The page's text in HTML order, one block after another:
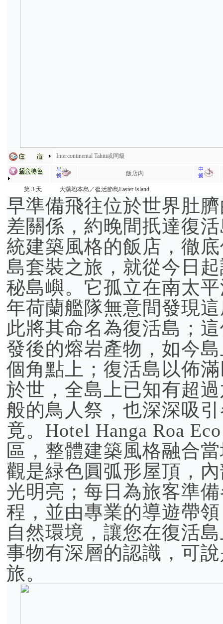
Intercontinental Tahiti或同級
飯店內
第 3 天 大溪地本島／復活節島Easter Island
早準備飛往位於世界肚
差關係，約晚間扺達復
統建築風格的飯店，徹
島套裝之旅，就從今日
秘島嶼。它孤立在南太
年荷蘭艦隊無意間發現
此將其命名為復活島；
發後的熔岩產物，如今
個角點上；復活島以佈
於世，全島上已知有超
般的鳥人祭，也深深吸
竟。Hotel Hanga Roa
區，整體建築風格融合
觀是緑色圓弧形屋頂，
光明亮；每日為旅客準
程，並由專業的導遊帶
自然環境，讓您在復活
事物有深層的認識，可
旅。